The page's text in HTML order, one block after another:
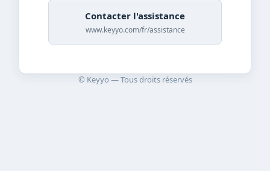
Contacter l'assistance
www.keyyo.com/fr/assistance
© Keyyo — Tous droits réservés